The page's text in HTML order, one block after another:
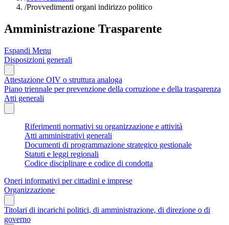
/Provvedimenti organi indirizzo politico
Amministrazione Trasparente
Espandi Menu
Disposizioni generali
Attestazione OIV o struttura analoga
Piano triennale per prevenzione della corruzione e della trasparenza
Atti generali
Riferimenti normativi su organizzazione e attività
Atti amministrativi generali
Documenti di programmazione strategico gestionale
Statuti e leggi regionali
Codice disciplinare e codice di condotta
Oneri informativi per cittadini e imprese
Organizzazione
Titolari di incarichi politici, di amministrazione, di direzione o di
governo